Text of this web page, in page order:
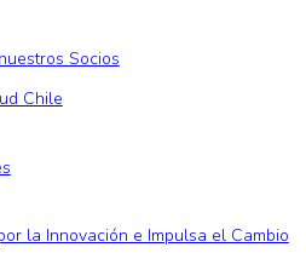
Socios
Chile
la Innovación e Impulsa el Cambio